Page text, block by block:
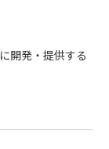
開発・提供する